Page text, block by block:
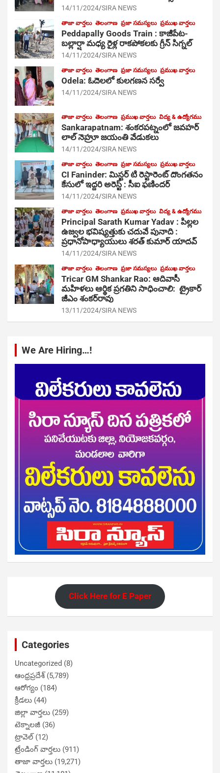
14/11/2024 SIRA NEWS
తాజా వార్తలు తెలంగాణ ప్రజా సమస్యలు ప్రముఖ వార్తలు
Peddapally Goods Train : కాజీపేట-
బల్లార్షా మధ్య రైళ్ల రాకపోకలకు గ్రీన్ సిగ్నల్
14/11/2024 SIRA NEWS
తాజా వార్తలు తెలంగాణ ప్రజా సమస్యలు ప్రముఖ వార్తలు
Odela: ఓదెలలో కులగణన సర్వే
14/11/2024 SIRA NEWS
తాజా వార్తలు తెలంగాణ ప్రముఖ వార్తలు విద్య & ఉద్యోగము
Sankarapatnam: శంకరపట్నంలో జవహర్
లాల్ నెహ్రూ జయంతి వేడుకలు
14/11/2024 SIRA NEWS
తాజా వార్తలు తెలంగాణ ప్రజా సమస్యలు ప్రముఖ వార్తలు
CI Faninder: మిస్టర్ టి రెస్టారెంట్ దొంగతనం
కేసులో ఇద్దరి అరెస్ట్ : సీఐ ఫణిందర్
14/11/2024 SIRA NEWS
తాజా వార్తలు తెలంగాణ ప్రముఖ వార్తలు విద్య & ఉద్యోగము
Principal Sarath Kumar Yadav : పిల్లల
ఉజ్వల భవిష్యత్తుకు చదువే పునాది :
ప్రధానోపాధ్యాయులు శరత్ కుమార్ యాదవ్
14/11/2024 SIRA NEWS
తాజా వార్తలు తెలంగాణ ప్రజా సమస్యలు ప్రముఖ వార్తలు
Tricar GM Shankar Rao: ఆదివాసీ
మహిళలు ఆర్థిక ప్రగతిని సాధించాలి: ట్రైకార్
జీఎం శంకర్‌రావు
13/11/2024 SIRA NEWS
We Are Hiring…!
Click Here for E Paper
Categories
Uncategorized (8)
ఆంధ్రప్రదేశ్(5,789)
ఆరోగ్యం (184)
క్రీడలు (44)
జిల్లా వార్తలు (259)
టెక్నాలజీ (36)
ట్రావెల్(12)
ట్రేండింగ్ వార్తలు (911)
తాజా వార్తలు (19,271)